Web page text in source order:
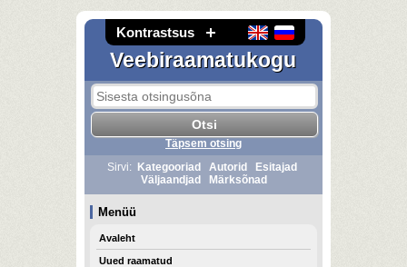
Kontrastsus
Veebiraamatukogu
Täpsem otsing
Sirvi:
Kategooriad Autorid
Esitajad
Väljaandjad
Märksõnad
Menüü
Avaleht
Uued raamatud